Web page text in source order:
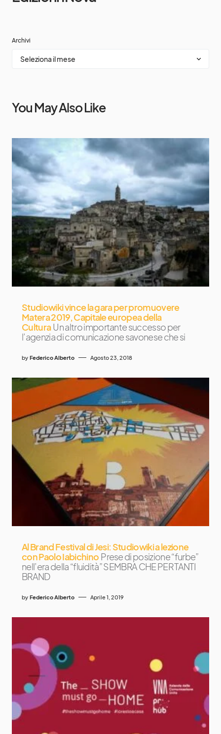
Archivi
You May Also Like
Studiowiki vince la gara per promuovere
Matera 2019, Capitale europea della
Cultura Un altro importante successo per
l’agenzia di comunicazione savonese che si
by Federico Alberto Agosto 23, 2018
Al Brand Festival di Jesi: Studiowiki a lezione
con Paolo Iabichino Prese di posizione “furbe”
nell’era della “fluidità” SEMBRA CHE PER TANTI
BRAND
by Federico Alberto Aprile 1, 2019